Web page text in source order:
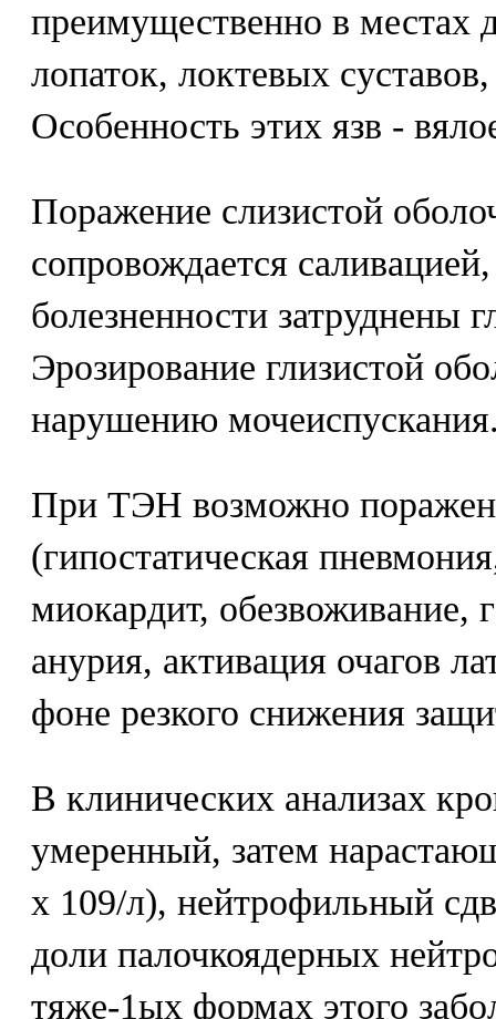
преимущественно в местах
лопаток, локтевых
Особенность этих язв -
Поражение слизистой
сопровождается
болезненности затруднены
Эрозирование глизистой
нарушению
При ТЭН возможно
(гипостатическая
миокардит, обезвоживание,
анурия, активация очагов
фоне резкого снижения
В клинических анализах
умеренный, затем
х 109/л), нейтрофильный
доли палочкоядерных
тяже-1ых формах этого